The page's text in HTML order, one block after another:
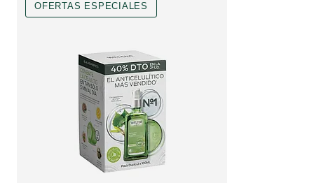
OFERTAS ESPECIALES